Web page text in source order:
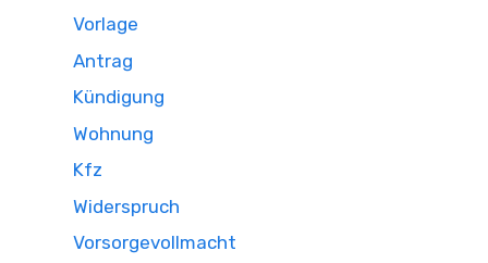
Vorlage
Antrag
Kündigung
Wohnung
Kfz
Widerspruch
Vorsorgevollmacht